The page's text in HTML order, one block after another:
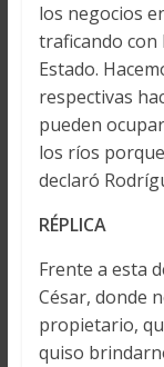
los negocios
traficando con
Estado.
respectivas
pueden
los ríos
declaró
RÉPLICA
Frente a esta
César, donde
propietario,
quiso